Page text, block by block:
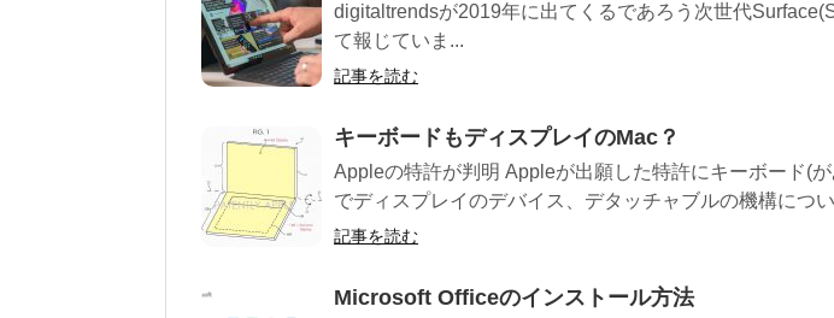
digitaltrendsが2019年に出てくるであろう次世代
て報じていま...
記事を読む
キーボードもディスプレイのMac？
Appleの特許が判明 Appleが出願した特許にキーボード(
でディスプレイのデバイス、デタッチャブルの機構につ
記事を読む
Microsoft Officeのインストール方法